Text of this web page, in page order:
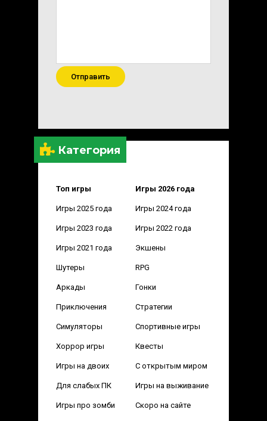
Категория
Топ игры Игры 2026 года
Игры 2025 года Игры 2024 года
Игры 2023 года Игры 2022 года
Игры 2021 года Экшены
Шутеры RPG
Аркады Гонки
Приключения Стратегии
Симуляторы Спортивные игры
Хоррор игры Квесты
Игры на двоих С открытым миром
Для слабых ПК Игры на выживание
Игры про зомби Скоро на сайте
Отправить